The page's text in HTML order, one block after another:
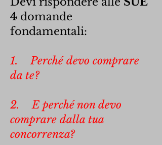
4 domande
fondamentali:
1. Perché devo comprare
da te?
2. E perché non devo
comprare dalla tua
concorrenza?